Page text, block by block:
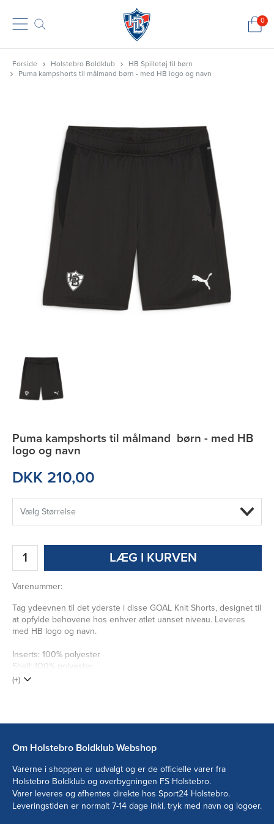
0
Forside Holstebro Boldklub
HB Spilletøj til børn
Puma kampshorts til målmand børn - med HB logo og navn
Puma kampshorts til målmand børn - med HB
logo og navn
DKK 210,00
LÆG I KURVEN
Varenummer:
Tag ydeevnen til det yderste i disse GOAL Knit Shorts, designet til
at opfylde behovene hos enhver atlet uanset niveau. Leveres
med HB logo og navn.
Inserts: 100% polyester
Shell: 100% polyester
(+)
Om Holstebro Boldklub Webshop
Varerne i shoppen er udvalgt og er de officielle varer fra
Holstebro Boldklub og overbygningen FS Holstebro.
Varer leveres og afhentes direkte hos Sport24 Holstebro.
Leveringstiden er normalt 7-14 dage inkl. tryk med navn og logoer.